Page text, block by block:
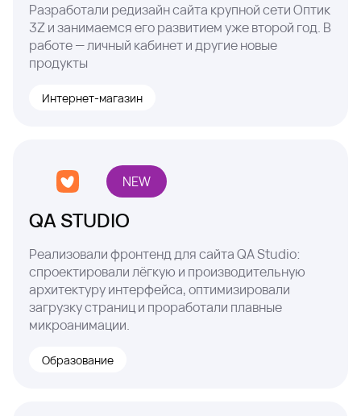
Разработали редизайн сайта крупной сети Оптик
3Z и занимаемся его развитием уже второй год. В
работе — личный кабинет и другие новые
продукты
Интернет-магазин
NEW
QA STUDIO
Реализовали фронтенд для сайта QA Studio:
спроектировали лёгкую и производительную
архитектуру интерфейса, оптимизировали
загрузку страниц и проработали плавные
микроанимации.
Образование